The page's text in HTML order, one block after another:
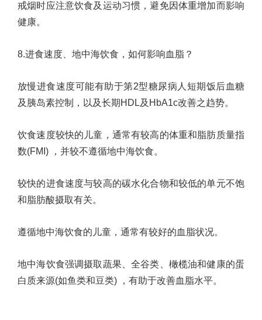
戒烟时应注意饮食及运动习惯，避免因体重增加而影响
健康。
8.进食速度 地中海饮食，如何影响血脂？
放慢进食速度可能有助于第2型糖尿病人短期饭后血糖
及胰岛素控制，以及长期 HDL及 HbA1c改善之趋势。
饮食速度较快的儿童，通常有较高的体重和脂肪质量指
数(FMI) ，并较不遵循地中海饮食。
较快的进食速度与较高的碳水化合物和较低的单元不饱
和脂肪酸摄取有关。
遵循地中海饮食的儿童，通常有较好的血脂状况。
地中海饮食强调摄取蔬果、全谷类、橄榄油和健康的蛋
白质来源(如鱼类和豆类) ，有助于改善血脂水平。